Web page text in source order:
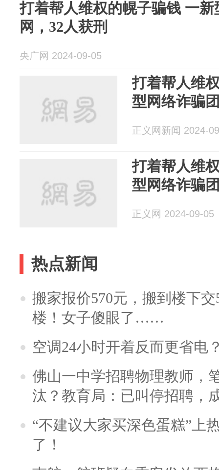
打着帮人维权的幌子骗钱 一
网，32人获刑
央广网 2024-09-05
打着帮人维
型网络诈骗
正义网新闻 2024-
打着帮人维
型网络诈骗
正义网 2024-09-05
热点新闻
搬家报价570元，搬到楼下
楼！女子傻眼了……
空调24小时开着反而更省电
佛山一中学招聘物理教师，
汰？教育局：已叫停招聘，
“不建议大家买深色蛋糕”上
了！